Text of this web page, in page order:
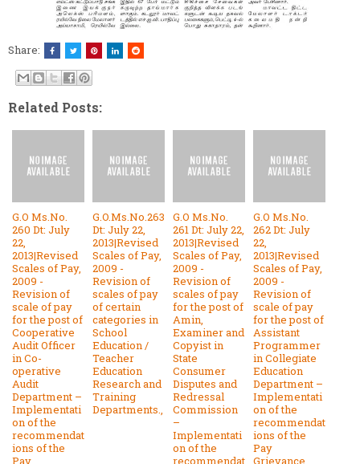
Share:
Related Posts:
G.O Ms.No.
260 Dt: July
22,
2013|Revised
Scales of Pay,
2009 -
Revision of
scale of pay
for the post of
Cooperative
Audit Officer
in Co-
operative
Audit
Department –
Implementati
on of the
recommendat
ions of the
Pay
G.O.Ms.No.263
Dt: July 22,
2013|Revised
Scales of Pay,
2009 -
Revision of
scales of pay
of certain
categories in
School
Education /
Teacher
Education
Research and
Training
Departments.,
G.O Ms.No.
261 Dt: July 22,
2013|Revised
Scales of Pay,
2009 -
Revision of
scales of pay
for the post of
Amin,
Examiner and
Copyist in
State
Consumer
Disputes and
Redressal
Commission
–
Implementati
on of the
recommendat
G.O Ms.No.
262 Dt: July
22,
2013|Revised
Scales of Pay,
2009 -
Revision of
scale of pay
for the post of
Assistant
Programmer
in Collegiate
Education
Department –
Implementati
on of the
recommendat
ions of the
Pay
Grievance